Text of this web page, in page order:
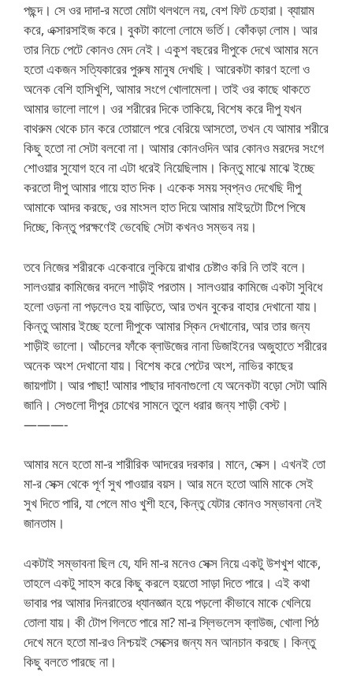
পছন্দ। সে ওর দাদা-র মতো মোটা থলথলে নয়, বেশ ফিট চেহারা। ব্যায়াম
করে, এক্সারসাইজ করে। বুকটা কালো লোমে ভর্তি। কোঁকড়া লোম। আর
তার নিচে পেটে কোনও মেদ নেই। একুশ বছরের দীপুকে দেখে আমার মনে
হতো একজন সত্যিকারের পুরুষ মানুষ দেখছি। আরেকটা কারণ হলো ও
অনেক বেশি হাসিখুশি, আমার সংগে খোলামেলা। তাই ওর কাছে থাকতে
আমার ভালো লাগে। ওর শরীরের দিকে তাকিয়ে, বিশেষ করে দীপু যখন
বাথরুম থেকে চান করে তোয়ালে পরে বেরিয়ে আসতো, তখন যে আমার শরীরে
কিছু হতো না সেটা বলবো না। আমার কোনওদিন আর কোনও মরদের সংগে
শোওয়ার সুযোগ হবে না এটা ধরেই নিয়েছিলাম। কিন্তু মাঝে মাঝে ইচ্ছে
করতো দীপু আমার গায়ে হাত দিক। একেক সময় স্বপ্নও দেখেছি দীপু
আমাকে আদর করছে, ওর মাংসল হাত দিয়ে আমার মাইদুটো টিপে পিষে
দিচ্ছে, কিন্তু পরক্ষণেই ভেবেছি সেটা কখনও সম্ভব নয়।
তবে নিজের শরীরকে একেবারে লুকিয়ে রাখার চেষ্টাও করি নি তাই বলে।
সালওয়ার কামিজের বদলে শাড়ীই পরতাম। সালওয়ার কামিজে একটা সুবিধে
হলো ওড়না না পড়লেও হয় বাড়িতে, আর তখন বুকের বাহার দেখানো যায়।
কিন্তু আমার ইচ্ছে হলো দীপুকে আমার স্কিন দেখানোর, আর তার জন্য
শাড়ীই ভালো। আঁচলের ফাঁকে ব্লাউজের নানা ডিজাইনের অজুহাতে শরীরের
অনেক অংশ দেখানো যায়। বিশেষ করে পেটের অংশ, নাভির কাছের
জায়গাটা। আর পাছা! আমার পাছার দাবনাগুলো যে অনেকটা বড়ো সেটা আমি
জানি। সেগুলো দীপুর চোখের সামনে তুলে ধরার জন্য শাড়ী বেস্ট।
———-
আমার মনে হতো মা-র শারীরিক আদরের দরকার। মানে, সেক্স। এখনই তো
মা-র সেক্স থেকে পূর্ণ সুখ পাওয়ার বয়স। আর মনে হতো আমি মাকে সেই
সুখ দিতে পারি, যা পেলে মাও খুশী হবে, কিন্তু যেটার কোনও সম্ভাবনা নেই
জানতাম।
একটাই সম্ভাবনা ছিল যে, যদি মা-র মনেও সেক্স নিয়ে একটু উশখুশ থাকে,
তাহলে একটু সাহস করে কিছু করলে হয়তো সাড়া দিতে পারে। এই কথা
ভাবার পর আমার দিনরাতের ধ্যানজ্ঞান হয়ে পড়লো কীভাবে মাকে খেলিয়ে
তোলা যায়। কী টোপ গিলতে পারে মা? মা-র স্লিভলেস ব্লাউজ, খোলা পিঠ
দেখে মনে হতো মা-রও নিশ্চয়ই সেক্সের জন্য মন আনচান করছে। কিন্তু
কিছু বলতে পারছে না।